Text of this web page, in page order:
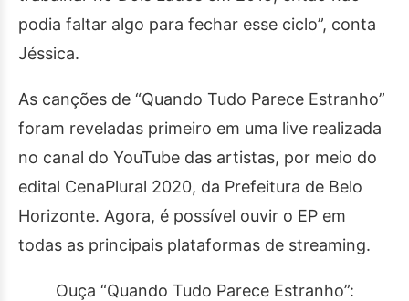
podia faltar algo para fechar esse ciclo”, conta
Jéssica.
As canções de “Quando Tudo Parece Estranho”
foram reveladas primeiro em uma live realizada
no canal do YouTube das artistas, por meio do
edital CenaPlural 2020, da Prefeitura de Belo
Horizonte. Agora, é possível ouvir o EP em
todas as principais plataformas de streaming.
Ouça “Quando Tudo Parece Estranho”: